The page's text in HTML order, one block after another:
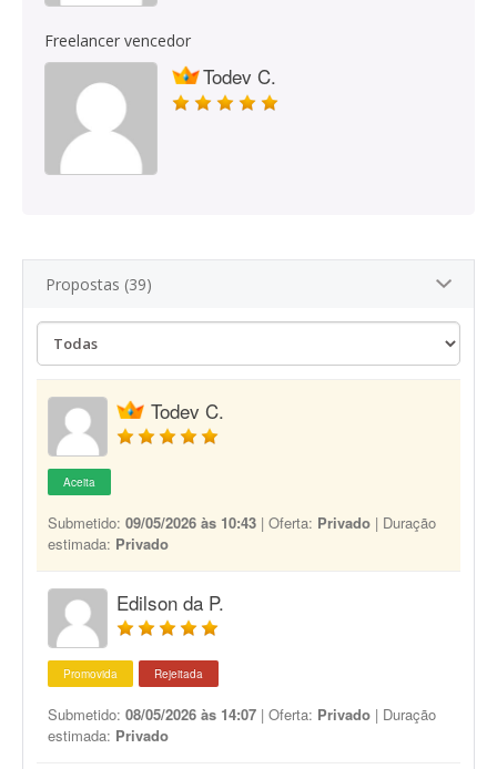
Freelancer vencedor
Todev C.
Propostas (39)
Todev C.
Aceita
Submetido: 09/05/2026 às 10:43 | Oferta: Privado | Duração
estimada: Privado
Edilson da P.
Promovida Rejeitada
Submetido: 08/05/2026 às 14:07 | Oferta: Privado | Duração
estimada: Privado